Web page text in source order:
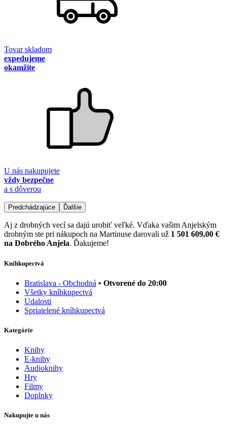
Tovar skladom
expedujeme
okamžite
U nás nakupujete
vždy bezpečne
a s dôverou
Predchádzajúce Ďalšie
Aj z drobných vecí sa dajú urobiť veľké. Vďaka vašim Anjelským
drobným ste pri nákupoch na Martinuse darovali už 1 501 609,00 €
na Dobrého Anjela. Ďakujeme!
Kníhkupectvá
Bratislava - Obchodná • Otvorené do 20:00
Všetky kníhkupectvá
Udalosti
Spriatelené kníhkupectvá
Kategórie
Knihy
E-knihy
Audioknihy
Hry
Filmy
Doplnky
Nakupujte u nás